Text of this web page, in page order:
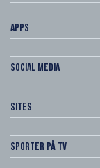
Apps
Social Media
Sites
Sporter på TV